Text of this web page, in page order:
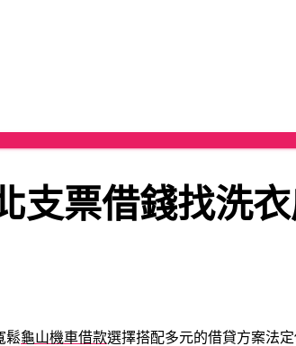
支票借錢找洗
鬆龜山機車借款選擇搭配多元的借貸方案法